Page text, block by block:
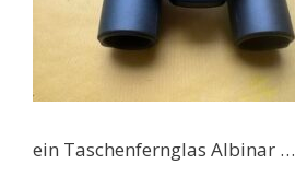
ein Taschenfernglas Albinar …